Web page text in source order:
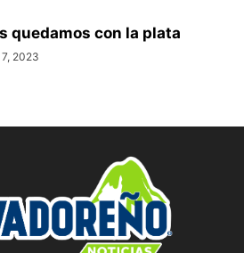
quedamos con la plata
2023